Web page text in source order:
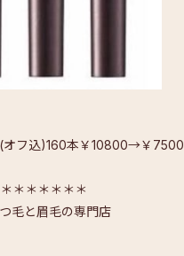
オフ込)160本￥10800→￥7500
＊＊＊＊＊＊
毛と眉毛の専門店